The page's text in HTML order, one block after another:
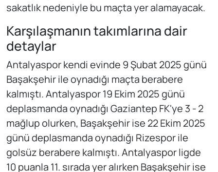
sakatlık nedeniyle bu maçta yer alamayacak.
Karşılaşmanın takımlarına dair
detaylar
Antalyaspor kendi evinde 9 Şubat 2025 günü
Başakşehir ile oynadığı maçta berabere
kalmıştı. Antalyaspor 19 Ekim 2025 günü
deplasmanda oynadığı Gaziantep FK'ye 3 - 2
mağlup olurken, Başakşehir ise 22 Ekim 2025
günü deplasmanda oynadığı Rizespor ile
golsüz berabere kalmıştı. Antalyaspor ligde
10 puanla 11. sırada yer alırken Başakşehir ise